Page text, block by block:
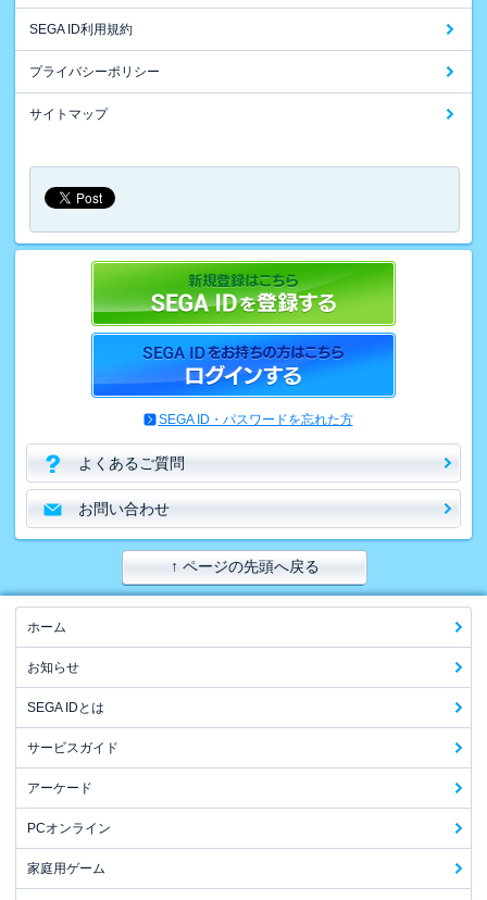
SEGA ID利用規約
プライバシーポリシー
サイトマップ
SEGA ID・パスワードを忘れた方
よくあるご質問
お問い合わせ
↑ ページの先頭へ戻る
ホーム
お知らせ
SEGA IDとは
サービスガイド
アーケード
PCオンライン
家庭用ゲーム